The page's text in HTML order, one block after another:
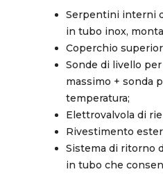
Serpentini interni
in tubo inox,
Coperchio
Sonde di livello
massimo + sonda
temperatura;
Elettrovalvola di
Rivestimento
Sistema di ritorno
in tubo che